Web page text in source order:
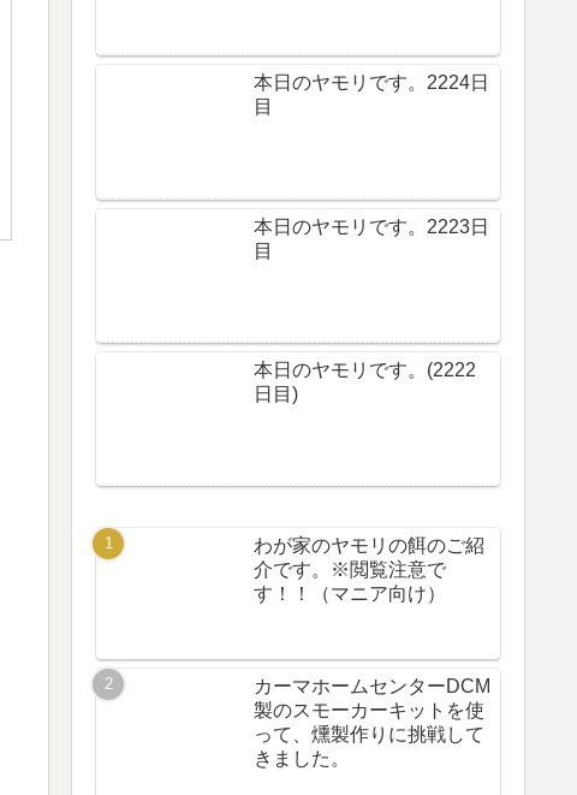
本日のヤモリです。2224日
目
本日のヤモリです。2223日
目
本日のヤモリです。(2222
日目)
わが家のヤモリの餌のご紹
介です。※閲覧注意で
す！！（マニア向け）
カーマホームセンターDCM
製のスモーカーキットを使
って、燻製作りに挑戦して
きました。